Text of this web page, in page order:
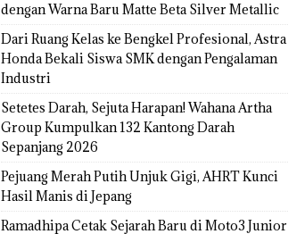
dengan Warna Baru Matte Beta Silver Metallic
Dari Ruang Kelas ke Bengkel Profesional, Astra
Honda Bekali Siswa SMK dengan Pengalaman
Industri
Setetes Darah, Sejuta Harapan! Wahana Artha
Group Kumpulkan 132 Kantong Darah
Sepanjang 2026
Pejuang Merah Putih Unjuk Gigi, AHRT Kunci
Hasil Manis di Jepang
Ramadhipa Cetak Sejarah Baru di Moto3 Junior